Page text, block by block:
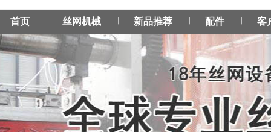
首页 ︳ 丝网机械 ︳ 新品推荐 ︳ 配件 ︳ 客